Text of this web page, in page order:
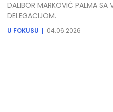
DALIBOR MARKOVIĆ PALMA SA
DELEGACIJOM.
U FOKUSU 04.06.2026